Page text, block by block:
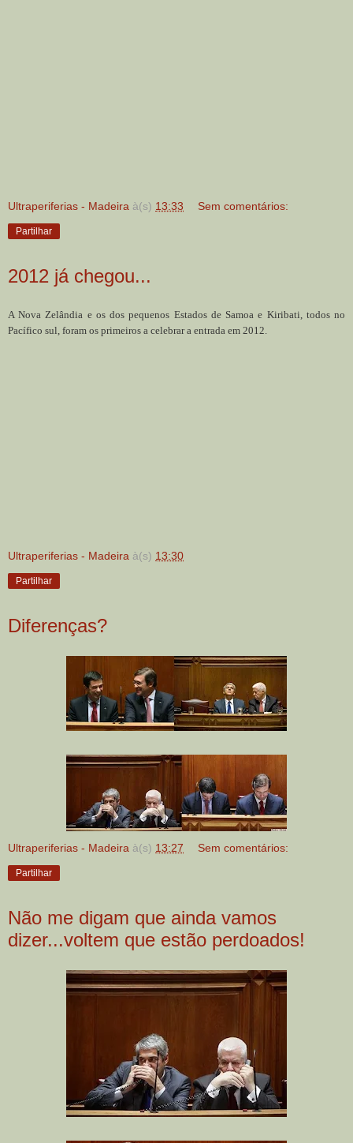
Ultraperiferias - Madeira à(s) 13:33 Sem comentários:
Partilhar
2012 já chegou...
A Nova Zelândia e os dos pequenos Estados de Samoa e Kiribati, todos no
Pacífico sul, foram os primeiros a celebrar a entrada em 2012.
Ultraperiferias - Madeira à(s) 13:30
Partilhar
Diferenças?
Ultraperiferias - Madeira à(s) 13:27 Sem comentários:
Partilhar
Não me digam que ainda vamos
dizer...voltem que estão perdoados!